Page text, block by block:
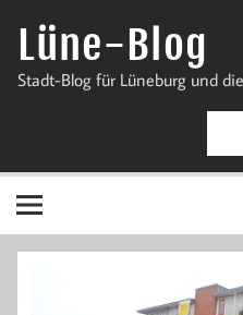
InhaltLüne-Blog
Stadt-Blog für Lüneburg und